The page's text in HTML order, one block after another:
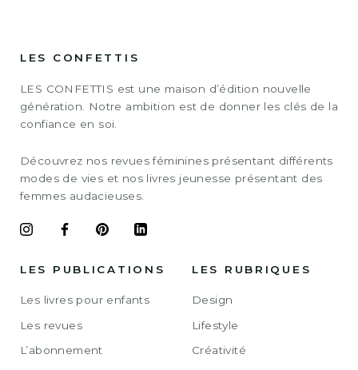
LES CONFETTIS
LES CONFETTIS est une maison d’édition nouvelle
génération. Notre ambition est de donner les clés de la
confiance en soi.
Découvrez nos revues féminines présentant différents
modes de vies et nos livres jeunesse présentant des
femmes audacieuses.
LES PUBLICATIONS
Les livres pour enfants
Les revues
L’abonnement
LES RUBRIQUES
Design
Lifestyle
Créativité